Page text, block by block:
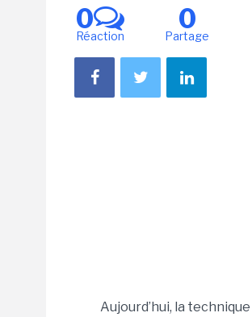
0
Réaction
0
Partage
Aujourd’hui, la